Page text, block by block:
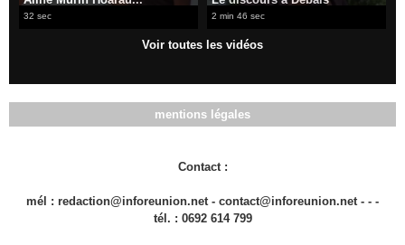
32 sec 2 min 46 sec
Voir toutes les vidéos
mentions légales
Contact :
mél : redaction@inforeunion.net - contact@inforeunion.net - - -
tél. : 0692 614 799